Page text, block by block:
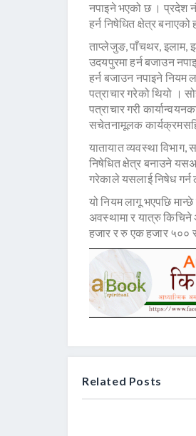
नपाइने भएको छ । प्रदेश नं
हर्न निषेधित क्षेत्र बनाएको
ताप्लेजुङ, पाँचथर, इलाम,
उदयपुरमा हर्न बजाउन
हर्न बजाउन नपाइने नियम
पत्राचार गरेको थियो ।
पत्राचार गरी
सचेतनामूलक
यातायात व्यवस्था विभाग,
निषेधित क्षेत्र बनाउने
गरेकाले यसलाई निषेध गर्न
यो नियम लागू भएपछि
अवस्थामा र यात्रु
हजार र रु एक हजार ५००
Related Posts